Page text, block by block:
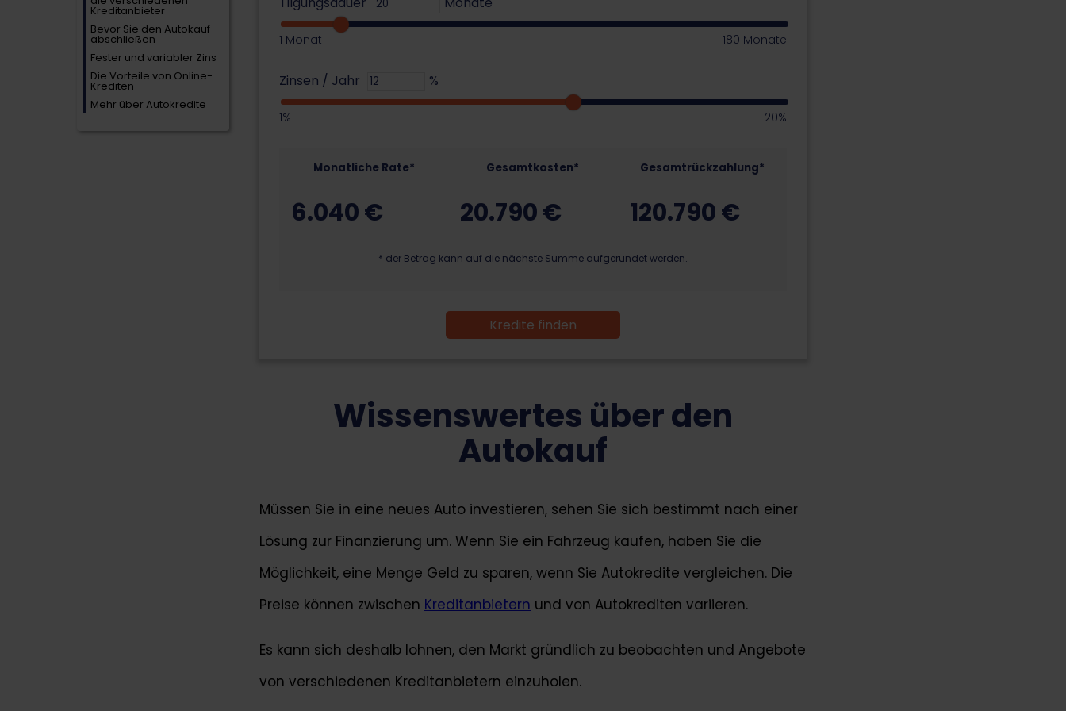
Kreditanbieter
Bevor Sie den Autokauf
abschließen
Fester und variabler Zins
Die Vorteile von Online-
Krediten
Mehr über Autokredite
1 Monat 180 Monate
Zinsen / Jahr %
1% 20%
Monatliche Rate*
6.040€
Gesamtkosten*
20.790€
Gesamtrückzahlung*
120.790€
* der Betrag kann auf die nächste Summe aufgerundet werden.
Kredite finden
Wissenswertes über den
Autokauf
Müssen Sie in eine neues Auto investieren, sehen Sie sich bestimmt nach einer
Lösung zur Finanzierung um. Wenn Sie ein Fahrzeug kaufen, haben Sie die
Möglichkeit, eine Menge Geld zu sparen, wenn Sie Autokredite vergleichen. Die
Preise können zwischen Kreditanbietern und von Autokrediten variieren.
Es kann sich deshalb lohnen, den Markt gründlich zu beobachten und Angebote
von verschiedenen Kreditanbietern einzuholen.